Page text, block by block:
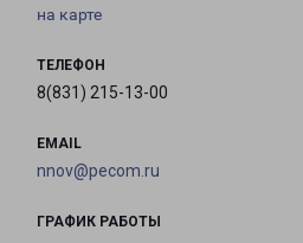
на карте
ТЕЛЕФОН
8(831) 215-13-00
EMAIL
nnov@pecom.ru
ГРАФИК РАБОТЫ